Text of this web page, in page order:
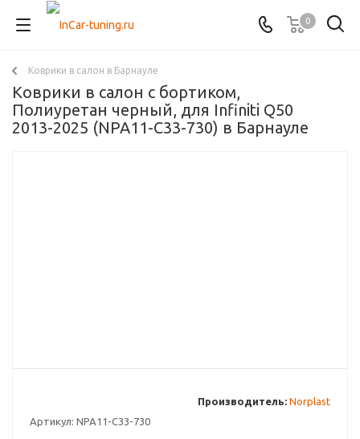
0
Коврики в салон в Барнауле
Коврики в салон с бортиком,
Полиуретан черный, для Infiniti Q50
2013-2025 (NPA11-C33-730) в Барнауле
Артикул: NPA11-C33-730
Производитель: Norplast